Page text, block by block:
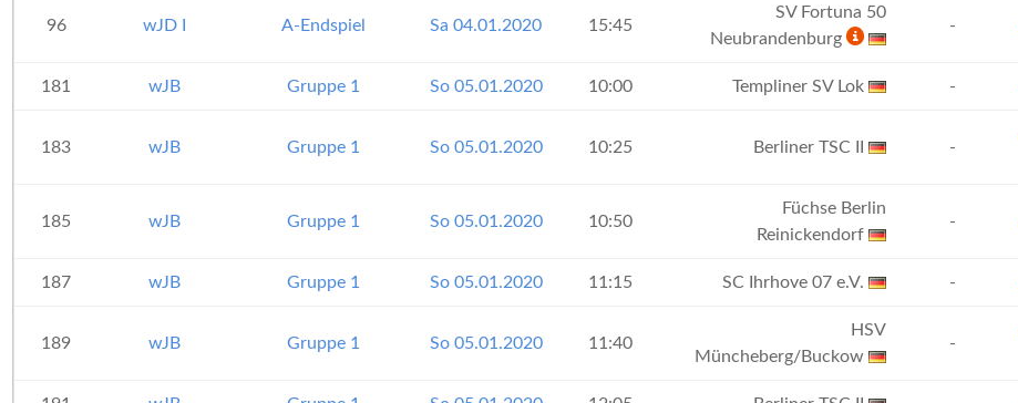
96 wJD I A-Endspiel Sa 04.01.2020 15:45
SV Fortuna 50
Neubrandenburg
-
181 wJB Gruppe 1 So 05.01.2020 10:00 Templiner SV Lok -
183 wJB Gruppe 1 So 05.01.2020 10:25 Berliner TSC II -
185 wJB Gruppe 1 So 05.01.2020 10:50
Füchse Berlin
Reinickendorf
-
187 wJB Gruppe 1 So 05.01.2020 11:15 SC Ihrhove 07 e.V. -
189 wJB Gruppe 1 So 05.01.2020 11:40
HSV
Müncheberg/Buckow
-